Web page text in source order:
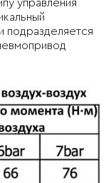
управления
подразделяется